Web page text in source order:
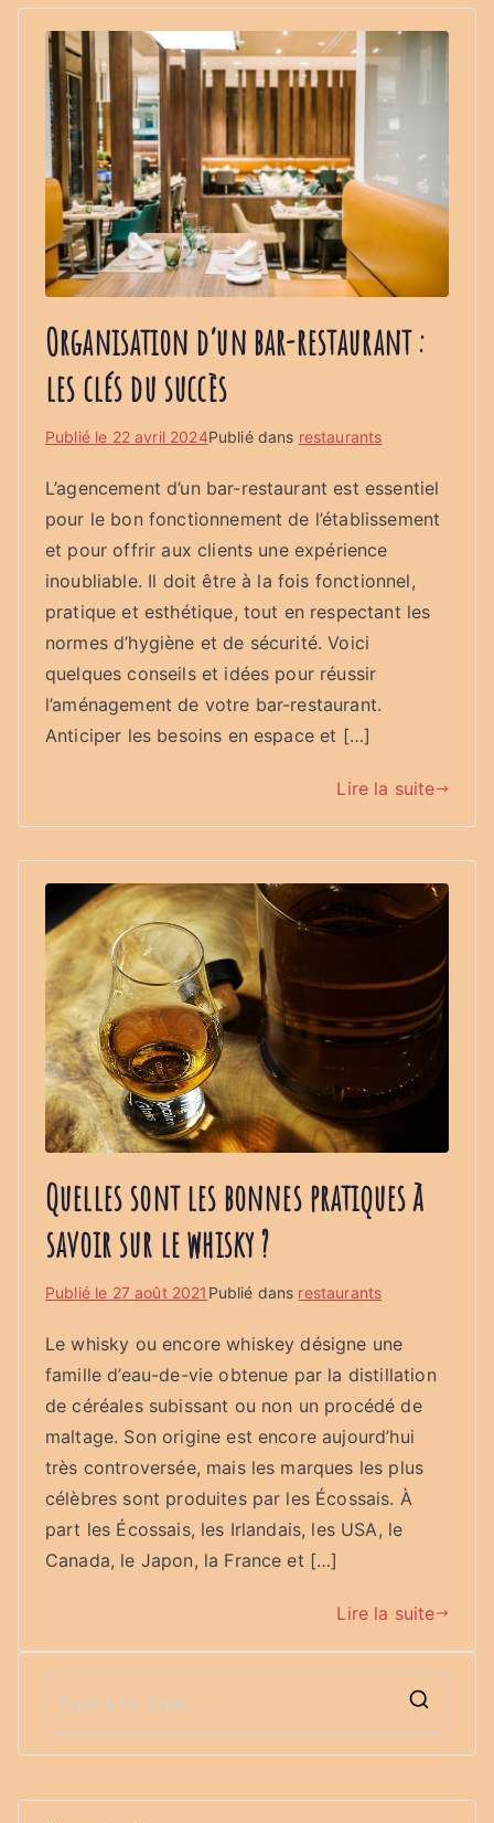
Organisation d’un bar-restaurant :
les clés du succès
Publié le 22 avril 2024Publié dans restaurants
L’agencement d’un bar-restaurant est essentiel
pour le bon fonctionnement de l’établissement
et pour offrir aux clients une expérience
inoubliable. Il doit être à la fois fonctionnel,
pratique et esthétique, tout en respectant les
normes d’hygiène et de sécurité. Voici
quelques conseils et idées pour réussir
l’aménagement de votre bar-restaurant.
Anticiper les besoins en espace et […]
Lire la suite
Quelles sont les bonnes pratiques à
savoir sur le whisky ?
Publié le 27 août 2021 Publié dans restaurants
Le whisky ou encore whiskey désigne une
famille d’eau-de-vie obtenue par la distillation
de céréales subissant ou non un procédé de
maltage. Son origine est encore aujourd’hui
très controversée, mais les marques les plus
célèbres sont produites par les Écossais. À
part les Écossais, les Irlandais, les USA, le
Canada, le Japon, la France et […]
Lire la suite